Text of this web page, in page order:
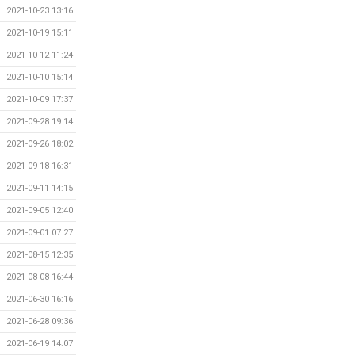
2021-10-23 13:16
2021-10-19 15:11
2021-10-12 11:24
2021-10-10 15:14
2021-10-09 17:37
2021-09-28 19:14
2021-09-26 18:02
2021-09-18 16:31
2021-09-11 14:15
2021-09-05 12:40
2021-09-01 07:27
2021-08-15 12:35
2021-08-08 16:44
2021-06-30 16:16
2021-06-28 09:36
2021-06-19 14:07